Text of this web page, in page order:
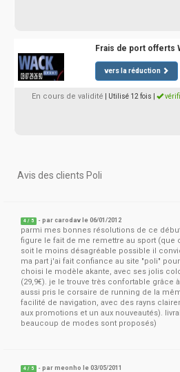
Frais de port offerts
vers la réduction
En cours de validité | Utilisé 12 fois
Avis des clients Poli
4 / 5 - parcarodav le 06/01/2012
parmi mes bonnes résolutions de ce
figure le fait de me remettre au sport (que
soit le moins désagréable possible il
ma part j'ai fait confiance au site "poli"
choisi le modèle akante, avec ses jolis
(29,9€). je le trouve très confortable grâce
aussi pris le corsaire de running de la
facilité de navigation, avec des rayns
aux promotions et un aux nouveautés).
beaucoup de modes sont proposés)
4 / 5 - parmeonho le 03/05/2011